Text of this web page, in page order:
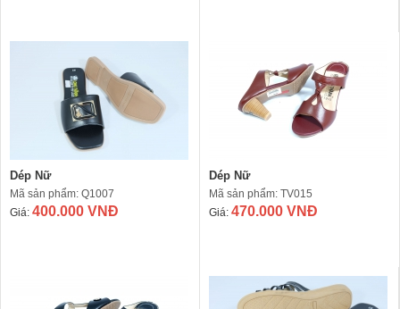
Dép Nữ
Mã sản phẩm: Q1007
Giá: 400.000 VNĐ
Dép Nữ
Mã sản phẩm: TV015
Giá: 470.000 VNĐ